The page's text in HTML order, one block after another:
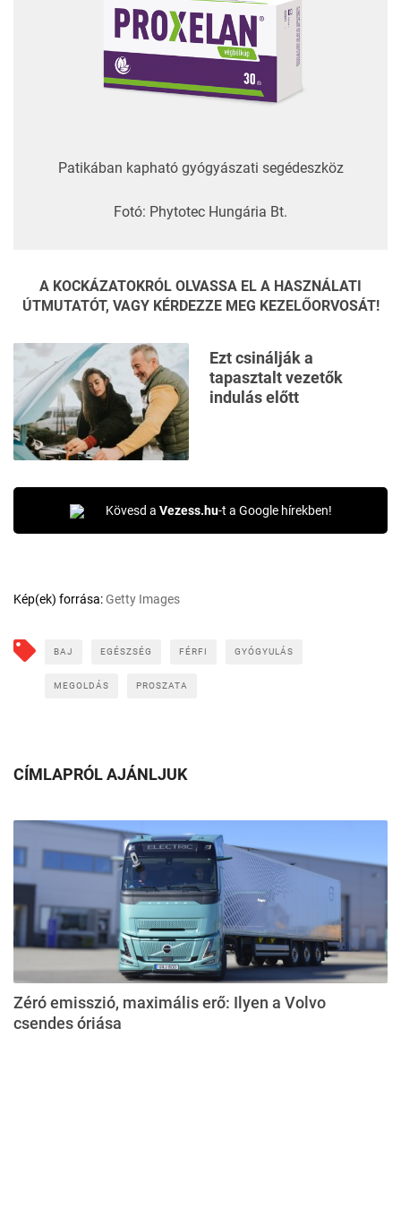
Patikában kapható gyógyászati segédeszköz
Fotó: Phytotec Hungária Bt.
A KOCKÁZATOKRÓL OLVASSA EL A HASZNÁLATI
ÚTMUTATÓT, VAGY KÉRDEZZE MEG KEZELŐORVOSÁT!
Ezt csinálják a
tapasztalt vezetők
indulás előtt
Kövesd a Vezess.hu-t a Google hírekben!
Kép(ek) forrása:Getty Images
BAJ EGÉSZSÉG FÉRFI GYÓGYULÁS
MEGOLDÁS PROSZATA
CÍMLAPRÓL AJÁNLJUK
Zéró emisszió, maximális erő: Ilyen a Volvo
csendes óriása